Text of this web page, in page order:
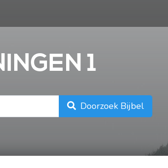
1
Doorzoek Bijbel